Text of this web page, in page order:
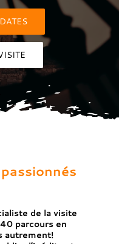
de la visite
parcours en
autrement!